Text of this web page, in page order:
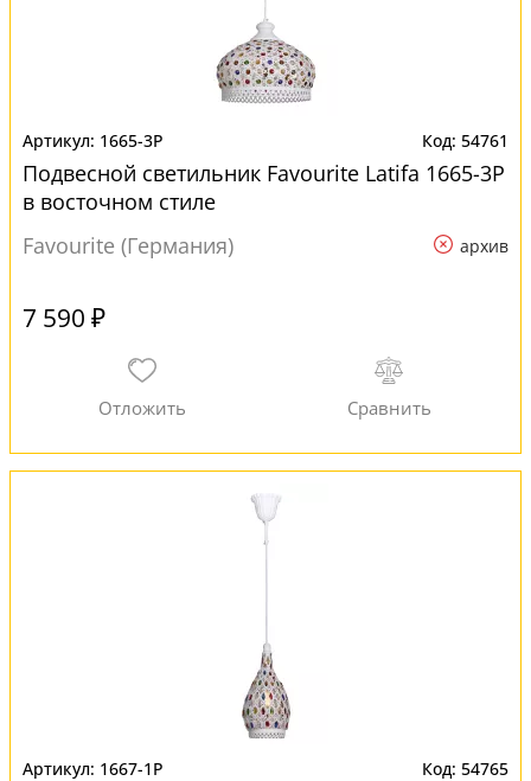
1665-3P 54761
Подвесной светильник Favourite Latifa 1665-3P
в восточном стиле
Favourite (Германия)
архив
7 590 ₽
1667-1P 54765